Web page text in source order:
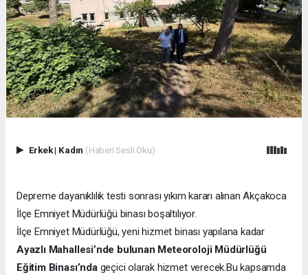
Erkek| Kadın (Haberi Sesli Oku)
Depreme dayanıklılık testi sonrası yıkım kararı alınan Akçakoca
İlçe Emniyet Müdürlüğü binası boşaltılıyor.
İlçe Emniyet Müdürlüğü, yeni hizmet binası yapılana kadar
Ayazlı Mahallesi’nde bulunan Meteoroloji Müdürlüğü
Eğitim Binası’ndageçici olarak hizmet verecek.Bu kapsamda